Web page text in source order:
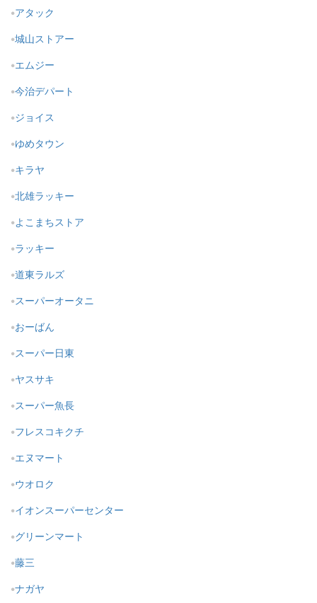
アタック
城山ストアー
エムジー
今治デパート
ジョイス
ゆめタウン
キラヤ
北雄ラッキー
よこまちストア
ラッキー
道東ラルズ
スーパーオータニ
おーばん
スーパー日東
ヤスサキ
スーパー魚長
フレスコキクチ
エヌマート
ウオロク
イオンスーパーセンター
グリーンマート
藤三
ナガヤ